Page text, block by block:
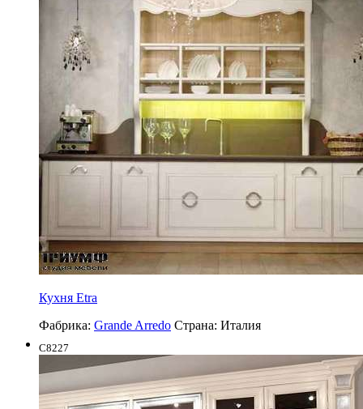
Кухня Etra
Фабрика: Grande Arredo Страна: Италия
C8227